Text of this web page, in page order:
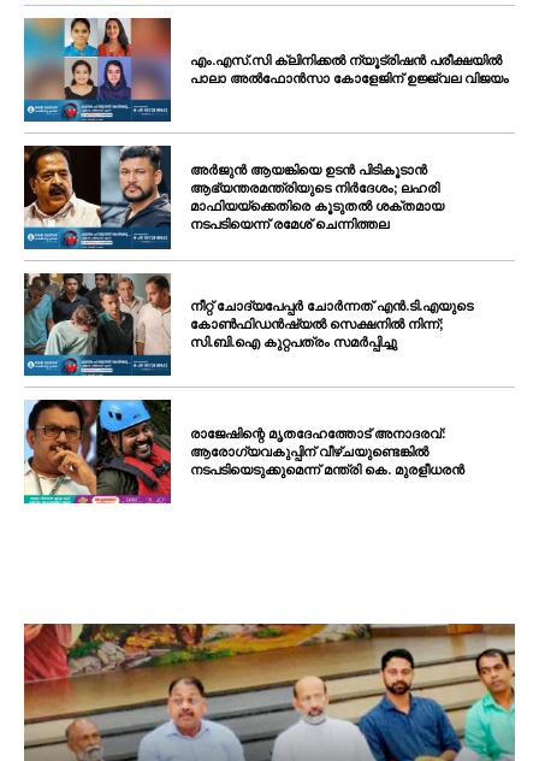
എം.എസ്.സി ക്ലിനിക്കൽ ന്യൂട്രിഷൻ പരീക്ഷയിൽ
പാലാ അൽഫോൻസാ കോളേജിന് ഉജ്ജ്വല വിജയം
അർജുൻ ആയങ്കിയെ ഉടൻ പിടികൂടാൻ
ആഭ്യന്തരമന്ത്രിയുടെ നിർദേശം; ലഹരി
മാഫിയയ്ക്കെതിരെ കൂടുതൽ ശക്തമായ
നടപടിയെന്ന് രമേശ് ചെന്നിത്തല
നീറ്റ് ചോദ്യപേപ്പർ ചോർന്നത് എൻ.ടി.എയുടെ
കോൺഫിഡൻഷ്യൽ സെക്ഷനിൽ നിന്ന്;
സി.ബി.ഐ കുറ്റപത്രം സമർപ്പിച്ചു
രാജേഷിന്റെ മൃതദേഹത്തോട് അനാദരവ്:
ആരോഗ്യവകുപ്പിന് വീഴ്ചയുണ്ടെങ്കിൽ
നടപടിയെടുക്കുമെന്ന് മന്ത്രി കെ. മുരളീധരൻ